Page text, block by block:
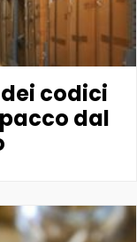
codici
dal